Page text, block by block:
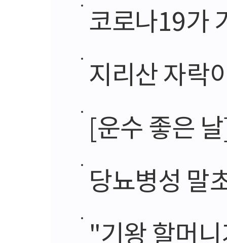
코로나19가
지리산 자락
[운수 좋은
당뇨병성 말
"기왕 할머니